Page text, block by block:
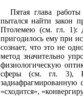
Пятая глава
пытался найти закон
Птолемею (см. гл. 1):
пригодилось ему при
сознает, что это не
метод значительно
физиологическую
сферы (см. гл. 3),
задиафрагмированную
«сходится»,